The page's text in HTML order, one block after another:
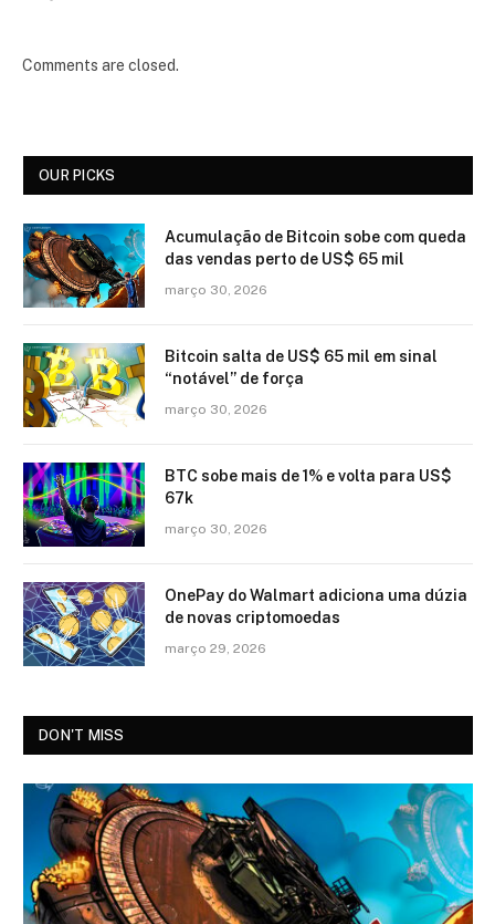
Comments are closed.
OUR PICKS
Acumulação de Bitcoin sobe com queda
das vendas perto de US$ 65 mil
março 30, 2026
Bitcoin salta de US$ 65 mil em sinal
“notável” de força
março 30, 2026
BTC sobe mais de 1% e volta para US$
67k
março 30, 2026
OnePay do Walmart adiciona uma dúzia
de novas criptomoedas
março 29, 2026
DON'T MISS